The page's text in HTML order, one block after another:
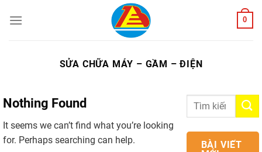
0
SỬA CHỮA MÁY – GẦM – ĐIỆN
Nothing Found
It seems we can’t find what you’re looking
for. Perhaps searching can help.
BÀI VIẾT